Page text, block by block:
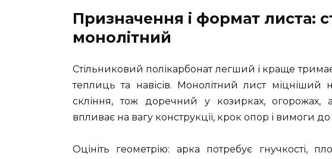
Призначення і формат листа:
монолітний
Стільниковий полікарбонат легший і краще
теплиць та навісів. Монолітний лист міцніший
скління, тож доречний у козирках, огорожах,
впливає на вагу конструкції, крок опор і вимоги до
Оцініть геометрію: арка потребує гнучкості,